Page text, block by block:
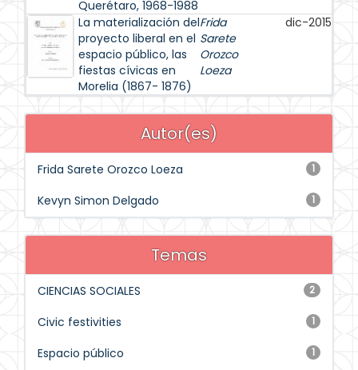
Querétaro, 1968-1988
La materialización del
proyecto liberal en el
espacio público, las
fiestas cívicas en
Morelia (1867- 1876)
Frida
Sarete
Orozco
Loeza
dic-2015
Autor(es)
1
Frida Sarete Orozco Loeza
1
Kevyn Simon Delgado
Temas
2
CIENCIAS SOCIALES
1
Civic festivities
1
Espacio público